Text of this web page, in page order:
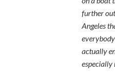
further
Angeles
actually
especially